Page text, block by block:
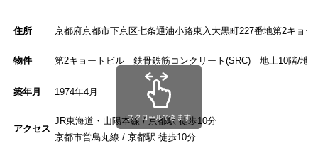
住所 京都府京都市下京区七条通油小路東入大黒町227番地第2キョー
物件 第2キョートビル 鉄骨鉄筋コンクリート(SRC) 地上10階/地
築年月 1974年4月
アクセス
JR東海道・山陽本線 / 京都駅 徒歩10分
京都市営烏丸線 / 京都駅 徒歩10分
スクロールできます